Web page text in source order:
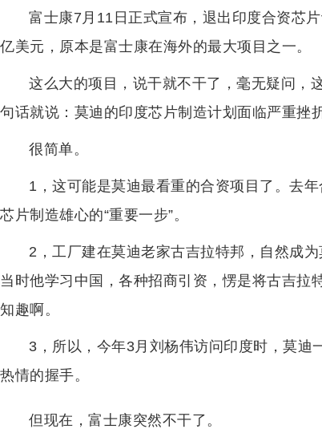
富士康7月11日正式宣布，退出印度合资芯
亿美元，原本是富士康在海外的最大项目之一。
这么大的项目，说干就不干了，毫无疑问，
句话就说：莫迪的印度芯片制造计划面临严重挫折
很简单。
1，这可能是莫迪最看重的合资项目了。去
芯片制造雄心的“重要一步”。
2，工厂建在莫迪老家古吉拉特邦，自然成
当时他学习中国，各种招商引资，愣是将古吉拉
知趣啊。
3，所以，今年3月刘杨伟访问印度时，莫迪
热情的握手。
但现在，富士康突然不干了。